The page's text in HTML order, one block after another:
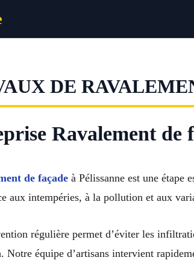
DE
Ravalement de
de façade à Pélissanne est une étape
aux intempéries, à la pollution et aux
régulière permet d’éviter les
Notre équipe d’artisans intervient